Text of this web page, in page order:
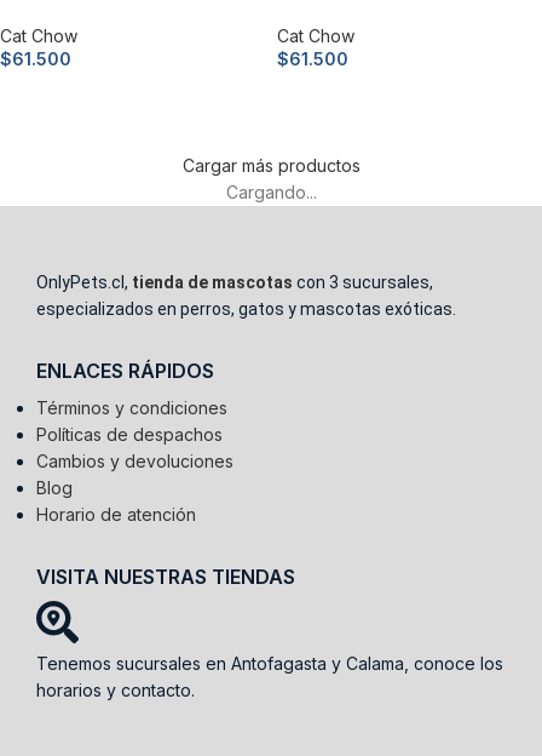
Cat Chow
$61.500
Cat Chow
$61.500
Cargar más productos
Cargando...
OnlyPets.cl, tienda de mascotas con 3 sucursales,
especializados en perros, gatos y mascotas exóticas.
ENLACES RÁPIDOS
Términos y condiciones
Políticas de despachos
Cambios y devoluciones
Blog
Horario de atención
VISITA NUESTRAS TIENDAS
Tenemos sucursales en Antofagasta y Calama, conoce los
horarios y contacto.